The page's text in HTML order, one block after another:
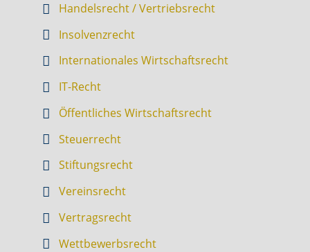
Handelsrecht / Vertriebsrecht
Insolvenzrecht
Internationales Wirtschaftsrecht
IT-Recht
Öffentliches Wirtschaftsrecht
Steuerrecht
Stiftungsrecht
Vereinsrecht
Vertragsrecht
Wettbewerbsrecht